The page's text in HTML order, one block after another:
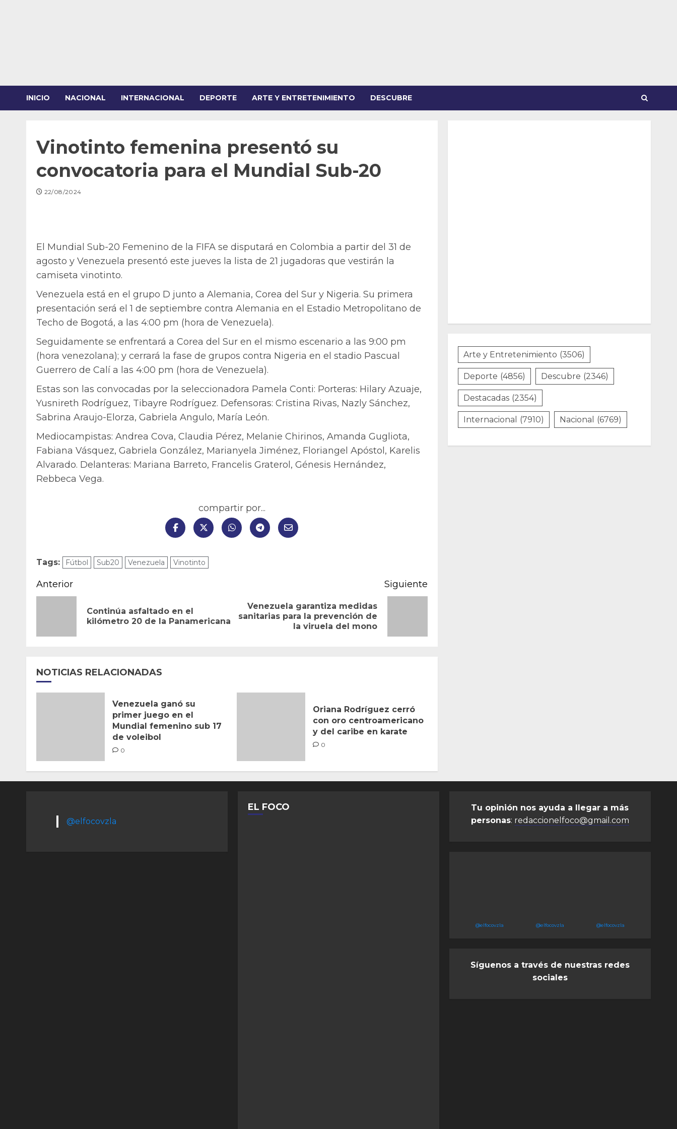
INICIO NACIONAL INTERNACIONAL DEPORTE ARTE Y ENTRETENIMIENTO DESCUBRE
Vinotinto femenina presentó su
convocatoria para el Mundial Sub-20
22/08/2024
El Mundial Sub-20 Femenino de la FIFA se disputará en Colombia a partir del 31 de
agosto y Venezuela presentó este jueves la lista de 21 jugadoras que vestirán la
camiseta vinotinto.
Venezuela está en el grupo D junto a Alemania, Corea del Sur y Nigeria. Su primera
presentación será el 1 de septiembre contra Alemania en el Estadio Metropolitano de
Techo de Bogotá, a las 4:00 pm (hora de Venezuela).
Seguidamente se enfrentará a Corea del Sur en el mismo escenario a las 9:00 pm
(hora venezolana); y cerrará la fase de grupos contra Nigeria en el stadio Pascual
Guerrero de Calí a las 4:00 pm (hora de Venezuela).
Estas son las convocadas por la seleccionadora Pamela Conti: Porteras: Hilary Azuaje,
Yusnireth Rodríguez, Tibayre Rodríguez. Defensoras: Cristina Rivas, Nazly Sánchez,
Sabrina Araujo-Elorza, Gabriela Angulo, María León.
Mediocampistas: Andrea Cova, Claudia Pérez, Melanie Chirinos, Amanda Gugliota,
Fabiana Vásquez, Gabriela González, Marianyela Jiménez, Floriangel Apóstol, Karelis
Alvarado. Delanteras: Mariana Barreto, Francelis Graterol, Génesis Hernández,
Rebbeca Vega.
compartir por...
Tags: Fútbol Sub20 Venezuela Vinotinto
Navegación
entradas
Anterior
Entrada
Continúa asfaltado en el
kilómetro 20 de la Panamericana
Siguiente
Siguiente
Venezuela garantiza medidas
sanitarias para la prevención de
la viruela del mono
NOTICIAS RELACIONADAS
Venezuela ganó su
primer juego en el
Mundial femenino sub 17
de voleibol
0
Oriana Rodríguez cerró
con oro centroamericano
y del caribe en karate
0
Arte y Entretenimiento (3506)
Deporte (4856) Descubre (2346)
Destacadas (2354)
Internacional (7910) Nacional (6769)
@elfocovzla
EL FOCO
Tu opinión nos ayuda a llegar a más
personas: redaccionelfoco@gmail.com
@elfocovzla @elfocovzla @elfocovzla
Síguenos a través de nuestras redes
sociales